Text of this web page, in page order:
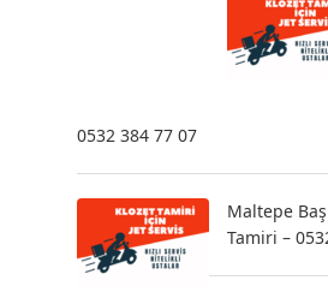
0532 384 77 07
Maltepe
Tamiri –